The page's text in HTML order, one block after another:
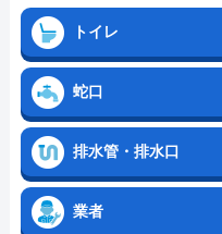
トイレ
蛇口
排水管・排水口
業者